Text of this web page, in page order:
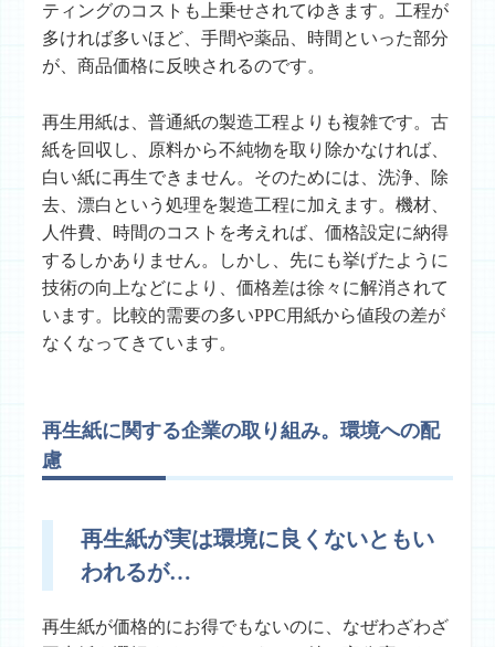
ティングのコストも上乗せされてゆきます。工程が
多ければ多いほど、手間や薬品、時間といった部分
が、商品価格に反映されるのです。
再生用紙は、普通紙の製造工程よりも複雑です。古
紙を回収し、原料から不純物を取り除かなければ、
白い紙に再生できません。そのためには、洗浄、除
去、漂白という処理を製造工程に加えます。機材、
人件費、時間のコストを考えれば、価格設定に納得
するしかありません。しかし、先にも挙げたように
技術の向上などにより、価格差は徐々に解消されて
います。比較的需要の多いPPC用紙から値段の差が
なくなってきています。
再生紙に関する企業の取り組み。環境への配
慮
再生紙が実は環境に良くないともい
われるが…
再生紙が価格的にお得でもないのに、なぜわざわざ